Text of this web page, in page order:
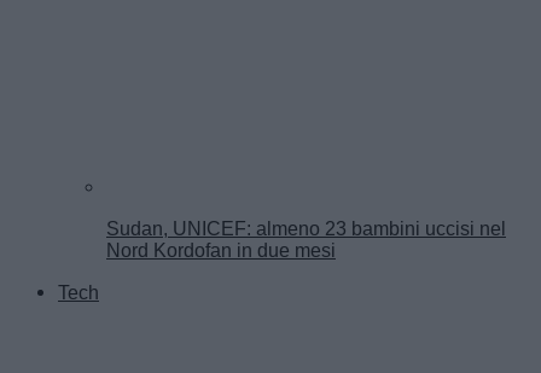
Sudan, UNICEF: almeno 23 bambini uccisi nel
Nord Kordofan in due mesi
Tech